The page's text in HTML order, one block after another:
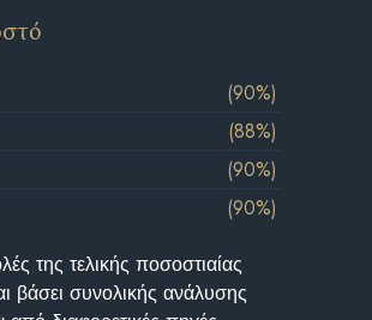
(90%)
(88%)
(90%)
(90%)
της τελικής ποσοστιαίας
βάσει συνολικής ανάλυσης